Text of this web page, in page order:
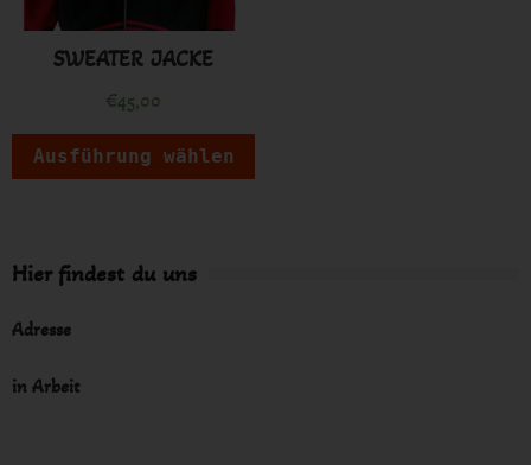
SWEATER JACKE
€45,00
Ausführung wählen
Hier findest du uns
Adresse
in Arbeit